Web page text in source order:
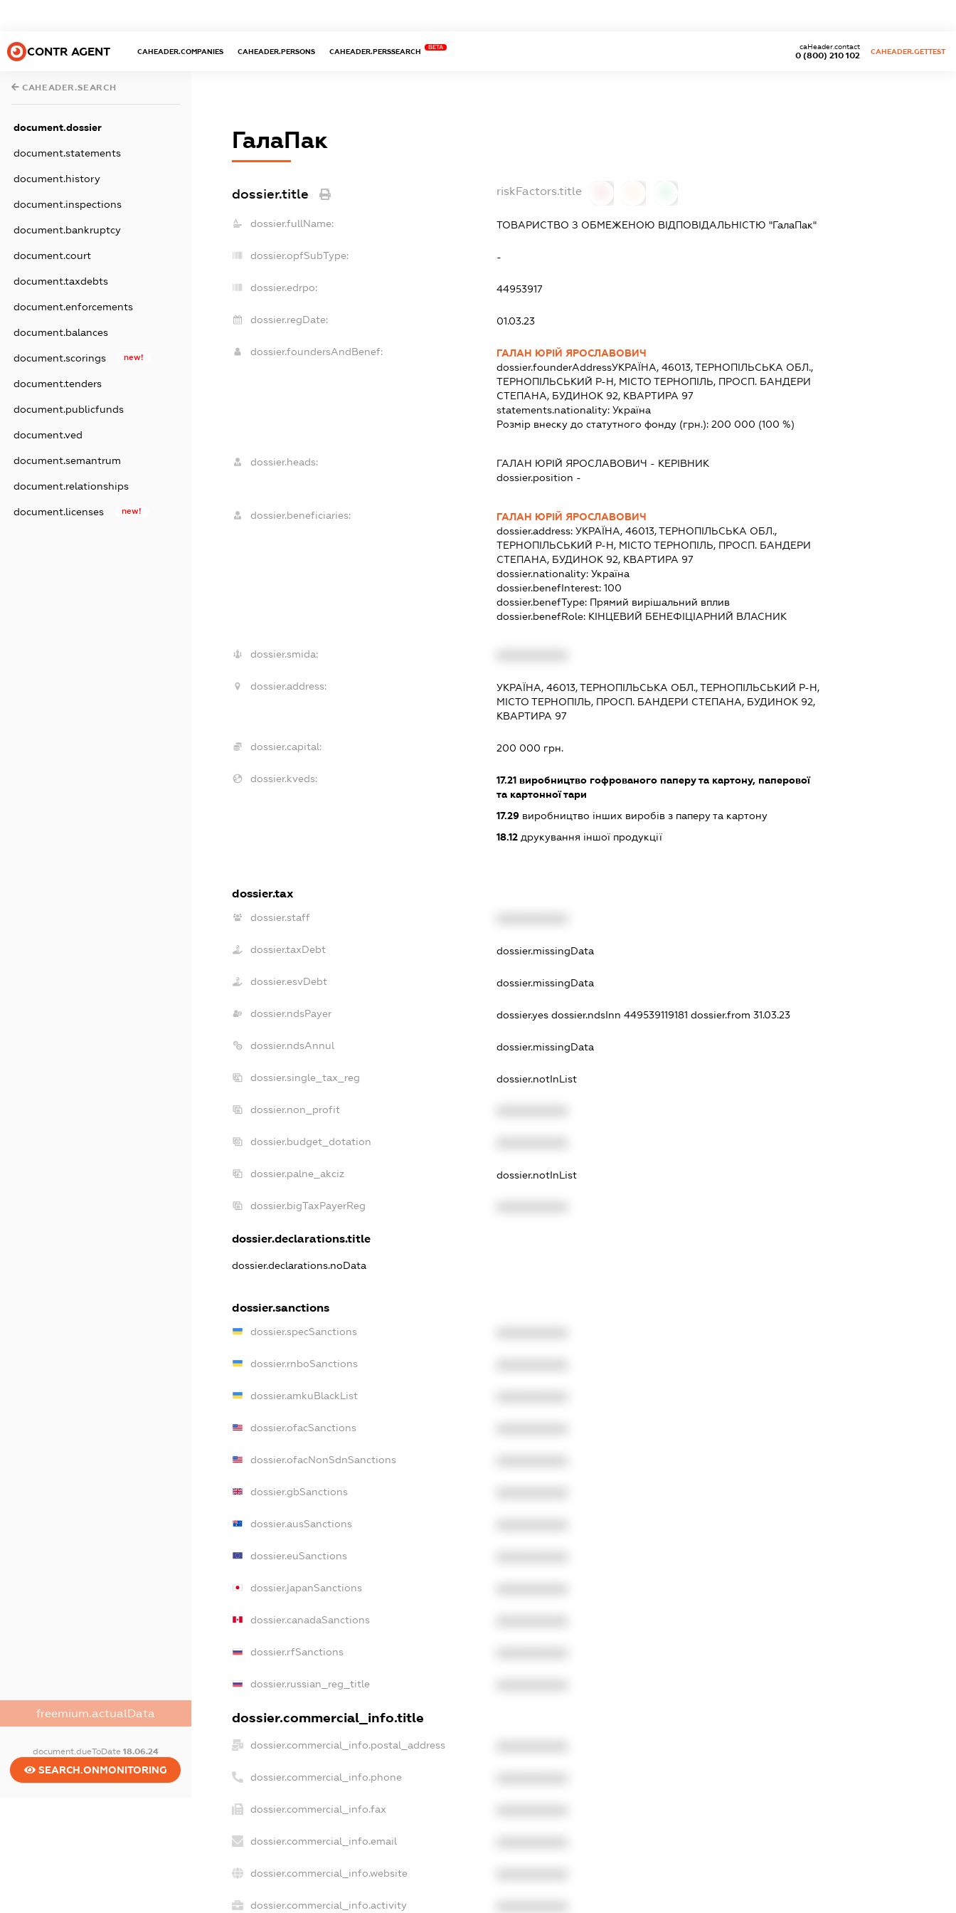
CONTR AGENT CAHEADER.COMPANIES CAHEADER.PERSONS CAHEADER.PERSSEARCH
BETA
0 (800) 210 102
caHeader.contact
CAHEADER.GETTEST
CAHEADER.SEARCH
document.dossier
document.statements
document.history
document.inspections
document.bankruptcy
document.court
document.taxdebts
document.enforcements
document.balances
document.scorings new!
document.tenders
document.publicfunds
document.ved
document.semantrum
document.relationships
document.licenses new!
freemium.actualData
document.dueToDate 18.06.24
SEARCH.ONMONITORING
ГалаПак
dossier.title riskFactors.title
dossier.fullName: ТОВАРИСТВО З ОБМЕЖЕНОЮ ВІДПОВІДАЛЬНІСТЮ "ГалаПак"
dossier.opfSubType: -
dossier.edrpo: 44953917
dossier.regDate: 01.03.23
dossier.foundersAndBenef:
ГАЛАН ЮРІЙ ЯРОСЛАВОВИЧ
dossier.founderAddressУКРАЇНА, 46013, ТЕРНОПІЛЬСЬКА ОБЛ.,
ТЕРНОПІЛЬСЬКИЙ Р-Н, МІСТО ТЕРНОПІЛЬ, ПРОСП. БАНДЕРИ
СТЕПАНА, БУДИНОК 92, КВАРТИРА 97
statements.nationality: Україна
Розмір внеску до статутного фонду (грн.): 200 000 (100 %)
dossier.heads: ГАЛАН ЮРІЙ ЯРОСЛАВОВИЧ - КЕРІВНИК
dossier.position -
dossier.beneficiaries:
ГАЛАН ЮРІЙ ЯРОСЛАВОВИЧ
dossier.address: УКРАЇНА, 46013, ТЕРНОПІЛЬСЬКА ОБЛ.,
ТЕРНОПІЛЬСЬКИЙ Р-Н, МІСТО ТЕРНОПІЛЬ, ПРОСП. БАНДЕРИ
СТЕПАНА, БУДИНОК 92, КВАРТИРА 97
dossier.nationality: Україна
dossier.benefInterest: 100
dossier.benefType: Прямий вирішальний вплив
dossier.benefRole: КІНЦЕВИЙ БЕНЕФІЦІАРНИЙ ВЛАСНИК
dossier.smida:
dossier.address:
УКРАЇНА, 46013, ТЕРНОПІЛЬСЬКА ОБЛ., ТЕРНОПІЛЬСЬКИЙ Р-Н,
МІСТО ТЕРНОПІЛЬ, ПРОСП. БАНДЕРИ СТЕПАНА, БУДИНОК 92,
КВАРТИРА 97
dossier.capital: 200 000 грн.
dossier.kveds: 17.21виробництво гофрованого паперу та картону, паперової
та картонної тари
17.29виробництво інших виробів з паперу та картону
18.12друкування іншої продукції
dossier.tax
dossier.staff
dossier.taxDebt dossier.missingData
dossier.esvDebt dossier.missingData
dossier.ndsPayer dossier.yes dossier.ndsInn 449539119181 dossier.from 31.03.23
dossier.ndsAnnul dossier.missingData
dossier.single_tax_reg dossier.notInList
dossier.non_profit
dossier.budget_dotation
dossier.palne_akciz dossier.notInList
dossier.bigTaxPayerReg
dossier.declarations.title
dossier.declarations.noData
dossier.sanctions
dossier.specSanctions
dossier.rnboSanctions
dossier.amkuBlackList
dossier.ofacSanctions
dossier.ofacNonSdnSanctions
dossier.gbSanctions
dossier.ausSanctions
dossier.euSanctions
dossier.japanSanctions
dossier.canadaSanctions
dossier.rfSanctions
dossier.russian_reg_title
dossier.commercial_info.title
dossier.commercial_info.postal_address
dossier.commercial_info.phone
dossier.commercial_info.fax
dossier.commercial_info.email
dossier.commercial_info.website
dossier.commercial_info.activity